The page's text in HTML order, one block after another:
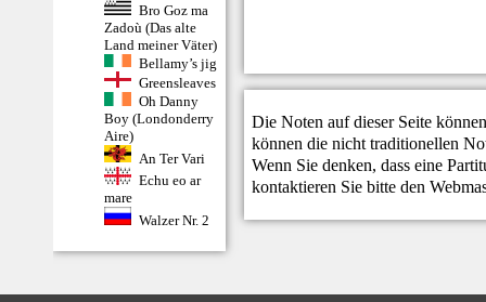
Bro Goz ma
Zadoù (Das alte
Land meiner Väter)
Bellamy’s jig
Greensleaves
Oh Danny
Boy (Londonderry
Aire)
An Ter Vari
Echu eo ar
mare
Walzer Nr. 2
Die Noten auf dieser Seite
können die nicht traditionellen
Wenn Sie denken, dass eine
kontaktieren Sie bitte den